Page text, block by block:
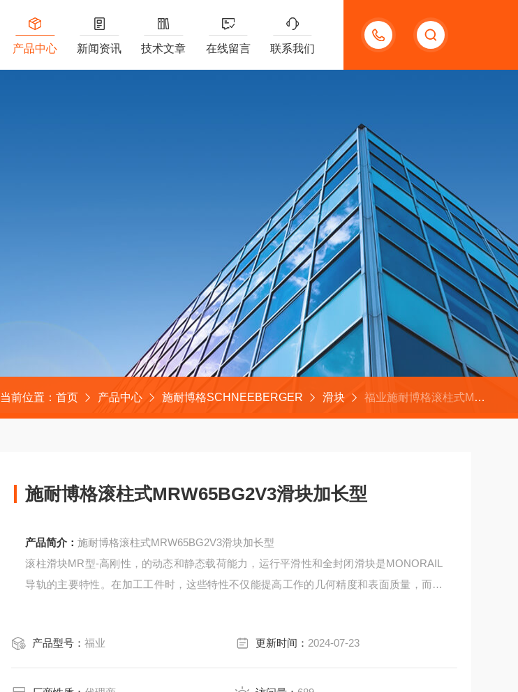
13132097161
产品中心 新闻资讯 技术文章 在线留言 联系我们
当前位置： 首页 产品中心 施耐博格SCHNEEBERGER 滑块 福业施耐博格滚柱式MRW65BG2V3滑块加长型
施耐博格滚柱式MRW65BG2V3滑块加长型
产品简介：施耐博格滚柱式MRW65BG2V3滑块加长型
滚柱滑块MR型-高刚性，的动态和静态载荷能力，运行平滑性和全封闭滑块是MONORAIL
导轨的主要特性。在加工工件时，这些特性不仅能提高工作的几何精度和表面质量，而且
产品型号：福业 更新时间： 2024-07-23